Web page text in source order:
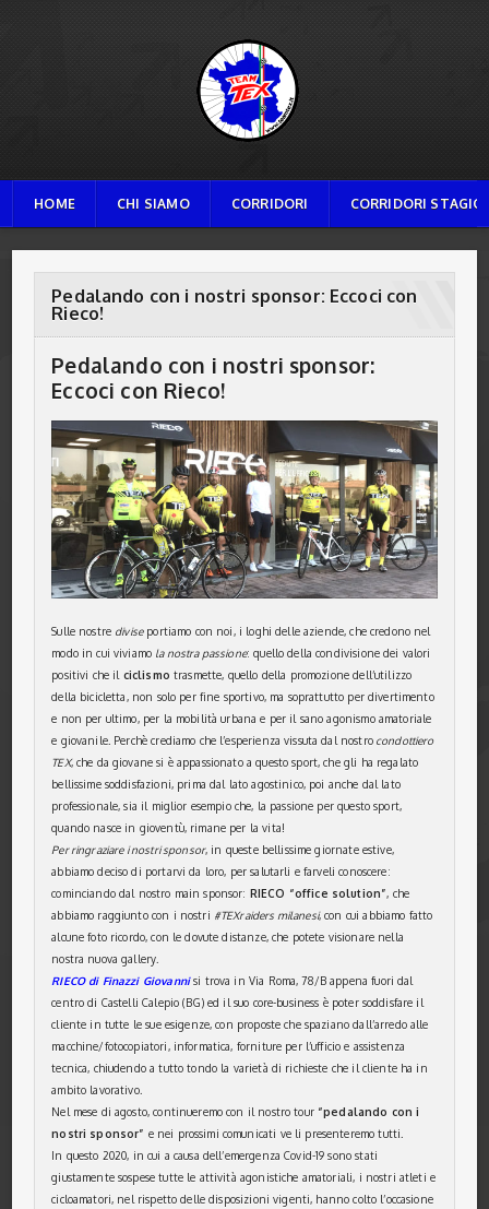
TEAM TEX
HOME CHI SIAMO CORRIDORI CORRIDORI
Pedalando con i nostri sponsor: Eccoci con
Rieco!
Pedalando con i nostri sponsor:
Eccoci con Rieco!
Sulle nostre diviseportiamo con noi, i loghi delle aziende, che credono nel
modo in cui viviamo la nostra passione: quello della condivisione dei valori
positivi che il ciclismo trasmette, quello della promozione dell’utilizzo
della bicicletta, non solo per fine sportivo, ma soprattutto per divertimento
e non per ultimo, per la mobilità urbana e per il sano agonismo amatoriale
e giovanile. Perchè crediamo che l’esperienza vissuta dal nostrocondottiero
TEX, che da giovane si è appassionato a questo sport, che gli ha regalato
bellissime soddisfazioni, prima dal lato agostinico, poi anche dal lato
professionale, sia il miglior esempio che, la passione per questo sport,
quando nasce in gioventù, rimane per la vita!
Per ringraziare i nostri sponsor, in queste bellissime giornate estive,
abbiamo deciso di portarvi da loro, per salutarli e farveli conoscere:
cominciando dal nostro main sponsor: RIECO “office solution”, che
abbiamo raggiunto con i nostri #TEXraiders milanesi, con cui abbiamo fatto
alcune foto ricordo, con le dovute distanze, che potete visionare nella
nostra nuova gallery.
RIECO di Finazzi Giovanni si trova in Via Roma, 78/B appena fuori dal
centro di Castelli Calepio (BG) ed il suo core-business è poter soddisfare il
cliente in tutte le sue esigenze, con proposte che spaziano dall’arredo alle
macchine/fotocopiatori, informatica, forniture per l’ufficio e assistenza
tecnica, chiudendo a tutto tondo la varietà di richieste che il cliente ha in
ambito lavorativo.
Nel mese di agosto, continueremo con il nostro tour “pedalando con i
nostri sponsor” e nei prossimi comunicati ve li presenteremo tutti.
In questo 2020, in cui a causa dell’emergenza Covid-19 sono stati
giustamente sospese tutte le attività agonistiche amatoriali, i nostri atleti e
cicloamatori, nel rispetto delle disposizioni vigenti, hanno colto l’occasione